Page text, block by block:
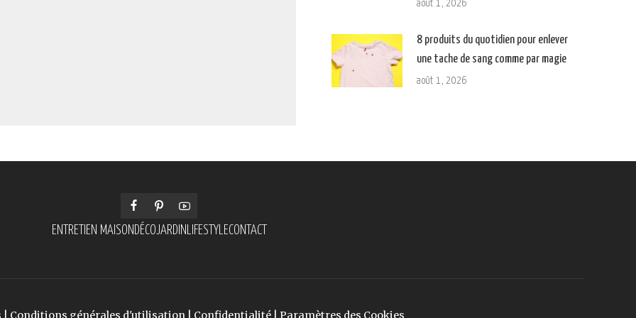
août 1, 2026
8 produits du quotidien pour enlever
une tache de sang comme par magie
août 1, 2026
ENTRETIEN MAISON DÉCOJARDIN LIFESTYLECONTACT
Conditions générales d'utilisation Confidentialité Paramètres des Cookies